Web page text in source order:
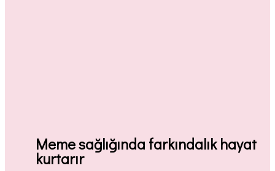
Meme sağlığında farkındalık hayat
kurtarır